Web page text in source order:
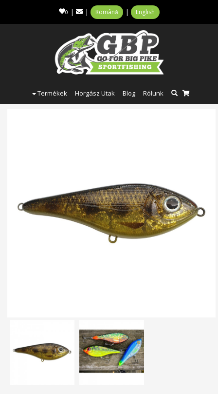
0 | | Română | English
Termékek Horgász Utak Blog Rólunk